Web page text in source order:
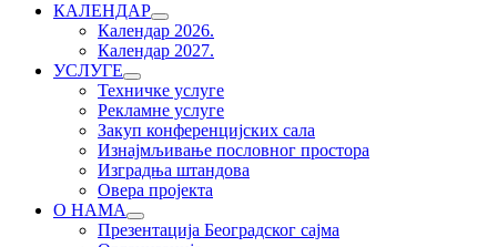
КАЛЕНДАР
Календар 2026.
Календар 2027.
УСЛУГЕ
Техничке услуге
Рекламне услуге
Закуп конференцијских сала
Изнајмљивање пословног простора
Изградња штандова
Овера пројекта
О НАМА
Презентација Београдског сајма